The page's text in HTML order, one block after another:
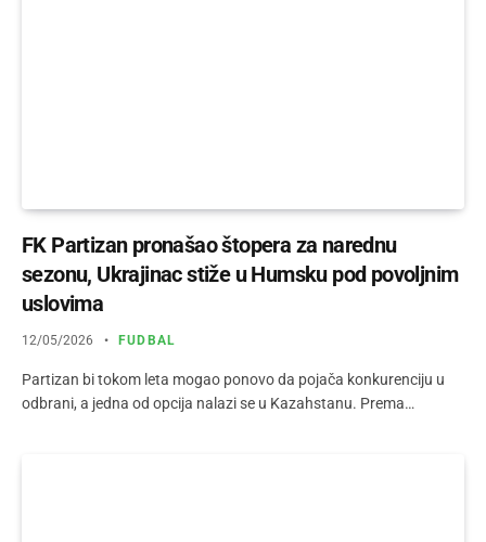
FK Partizan pronašao štopera za narednu
sezonu, Ukrajinac stiže u Humsku pod povoljnim
uslovima
12/05/2026 FUDBAL
Partizan bi tokom leta mogao ponovo da pojača konkurenciju u
odbrani, a jedna od opcija nalazi se u Kazahstanu. Prema…